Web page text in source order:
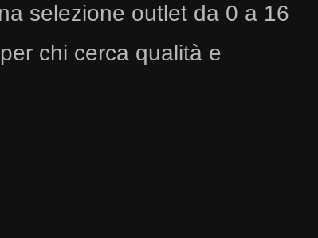
selezione outlet da 0 a 16
chi cerca qualità e